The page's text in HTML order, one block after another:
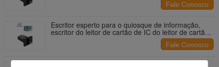
Fale Conosco
Escritor esperto para o quiosque de informação,
escritor do leitor de cartão de IC do leitor de cartão
Fale Conosco